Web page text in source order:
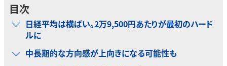
目次
日経平均は横ばい。2万9,500円あたりが最初のハード
ルに
中長期的な方向感が上向きになる可能性も